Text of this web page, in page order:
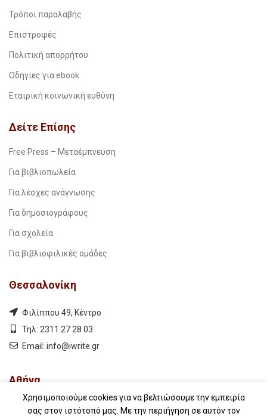
Τρόποι παραλαβής
Επιστροφές
Πολιτική απορρήτου
Οδηγίες για ebook
Εταιρική κοινωνική ευθύνη
Δείτε Επίσης
Free Press – Μεταέμπνευση
Για βιβλιοπωλεία
Για λέσχες ανάγνωσης
Για δημοσιογράφους
Για σχολεία
Για βιβλιοφιλικές ομάδες
Θεσσαλονίκη
Φιλίππου 49, Κέντρο
Τηλ: 2311 27 28 03
Εmail: info@iwrite.gr
Αθήνα
Κωλέττη 15 & Εμ. Μπενάκη, Εξάρχεια
Χρησιμοποιούμε cookies για να βελτιώσουμε την εμπειρία
σας στον ιστότοπό μας. Με την περιήγηση σε αυτόν τον